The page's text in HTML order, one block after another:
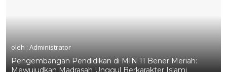
oleh : Administrator
Pengembangan Pendidikan di MIN 11 Bener Meriah:
Mewujudkan Madrasah Unggul Berkarakter Islami